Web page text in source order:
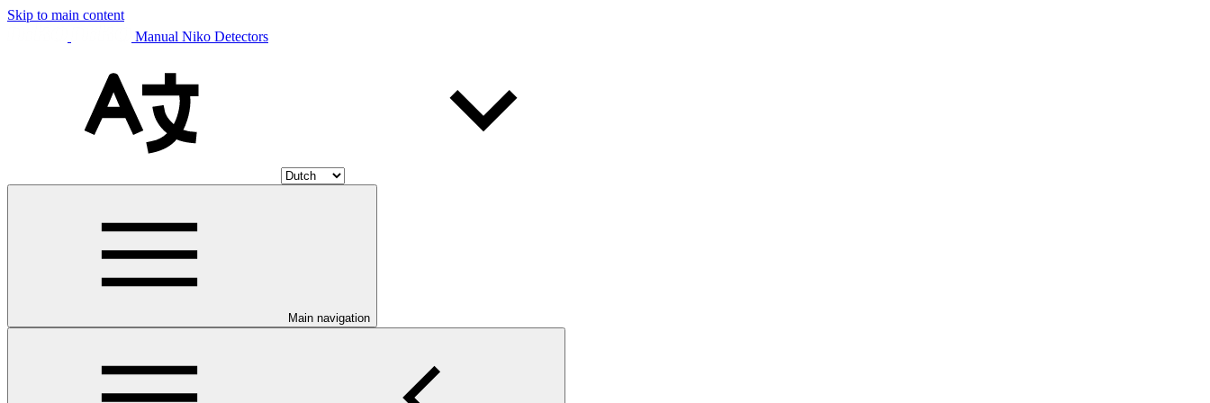
Skip to main content
Manual Niko Detectors
Main navigation